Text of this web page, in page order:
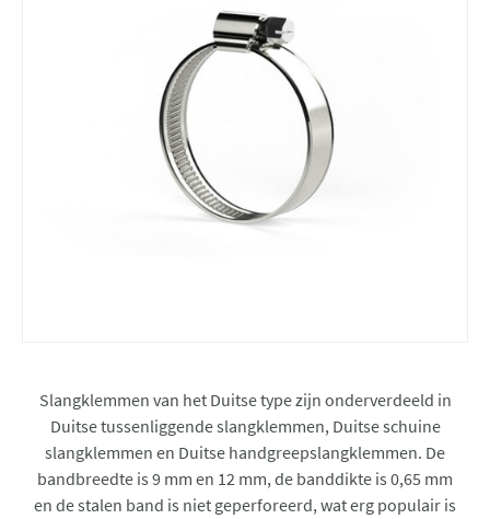
Slangklemmen van het Duitse type zijn onderverdeeld in
Duitse tussenliggende slangklemmen, Duitse schuine
slangklemmen en Duitse handgreepslangklemmen. De
bandbreedte is 9 mm en 12 mm, de banddikte is 0,65 mm
en de stalen band is niet geperforeerd, wat erg populair is